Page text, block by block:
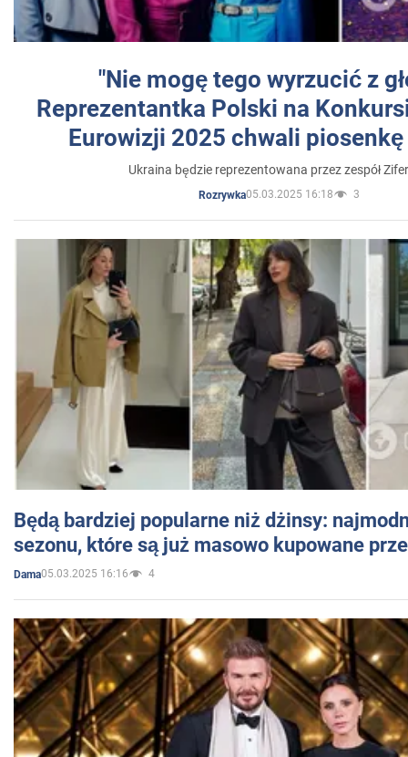
"Nie mogę tego wyrzucić z
Reprezentantka Polski na
Eurowizji 2025 chwali
Ukraina będzie reprezentowana przez zespół
Rozrywka05.03.2025 16:18 3
Będą bardziej popularne niż dżinsy:
sezonu, które są już masowo kupowane
Dama05.03.2025 16:16 4